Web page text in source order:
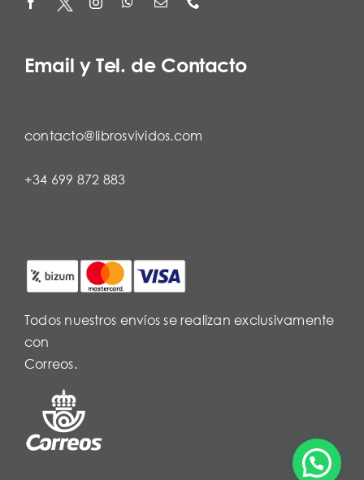
Email y Tel. de Contacto
contacto@librosvividos.com
+34 699 872 883
Todos nuestros envíos se realizan exclusivamente
con
Correos.